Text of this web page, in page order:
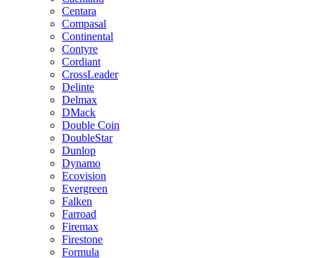
Centara
Compasal
Continental
Contyre
Cordiant
CrossLeader
Delinte
Delmax
DMack
Double Coin
DoubleStar
Dunlop
Dynamo
Ecovision
Evergreen
Falken
Farroad
Firemax
Firestone
Formula